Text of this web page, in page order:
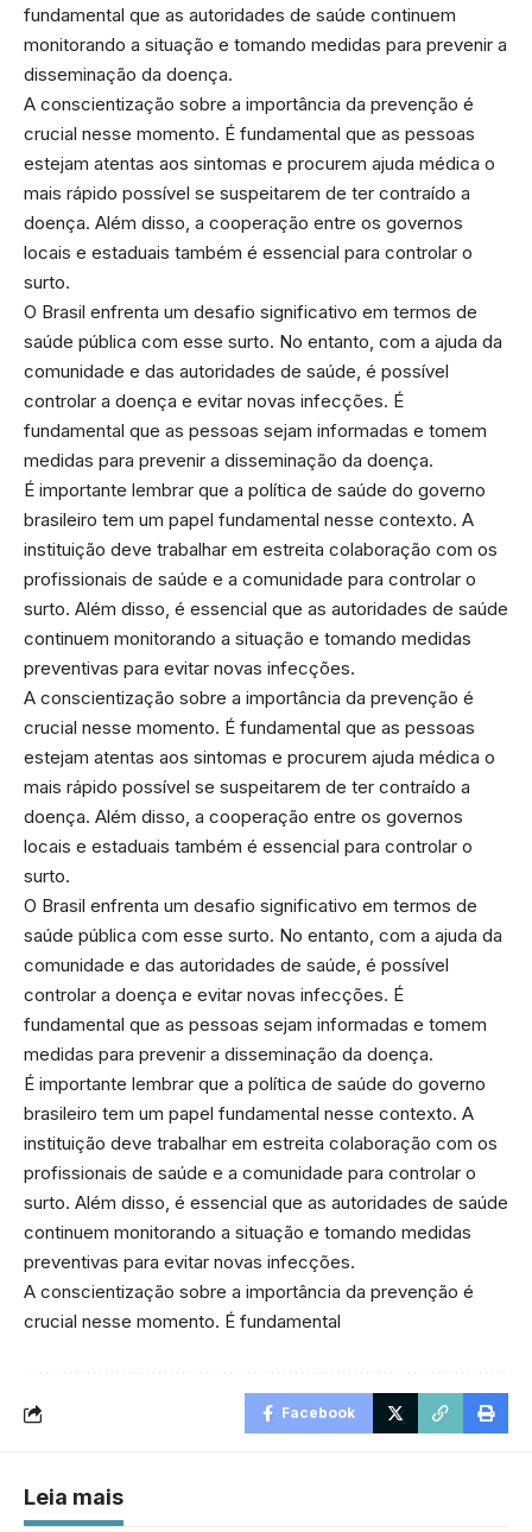
fundamental que as autoridades de saúde continuem
monitorando a situação e tomando medidas para prevenir a
disseminação da doença.
A conscientização sobre a importância da prevenção é
crucial nesse momento. É fundamental que as pessoas
estejam atentas aos sintomas e procurem ajuda médica o
mais rápido possível se suspeitarem de ter contraído a
doença. Além disso, a cooperação entre os governos
locais e estaduais também é essencial para controlar o
surto.
O Brasil enfrenta um desafio significativo em termos de
saúde pública com esse surto. No entanto, com a ajuda da
comunidade e das autoridades de saúde, é possível
controlar a doença e evitar novas infecções. É
fundamental que as pessoas sejam informadas e tomem
medidas para prevenir a disseminação da doença.
É importante lembrar que a política de saúde do governo
brasileiro tem um papel fundamental nesse contexto. A
instituição deve trabalhar em estreita colaboração com os
profissionais de saúde e a comunidade para controlar o
surto. Além disso, é essencial que as autoridades de saúde
continuem monitorando a situação e tomando medidas
preventivas para evitar novas infecções.
A conscientização sobre a importância da prevenção é
crucial nesse momento. É fundamental que as pessoas
estejam atentas aos sintomas e procurem ajuda médica o
mais rápido possível se suspeitarem de ter contraído a
doença. Além disso, a cooperação entre os governos
locais e estaduais também é essencial para controlar o
surto.
O Brasil enfrenta um desafio significativo em termos de
saúde pública com esse surto. No entanto, com a ajuda da
comunidade e das autoridades de saúde, é possível
controlar a doença e evitar novas infecções. É
fundamental que as pessoas sejam informadas e tomem
medidas para prevenir a disseminação da doença.
É importante lembrar que a política de saúde do governo
brasileiro tem um papel fundamental nesse contexto. A
instituição deve trabalhar em estreita colaboração com os
profissionais de saúde e a comunidade para controlar o
surto. Além disso, é essencial que as autoridades de saúde
continuem monitorando a situação e tomando medidas
preventivas para evitar novas infecções.
A conscientização sobre a importância da prevenção é
crucial nesse momento. É fundamental
Facebook
Leia mais